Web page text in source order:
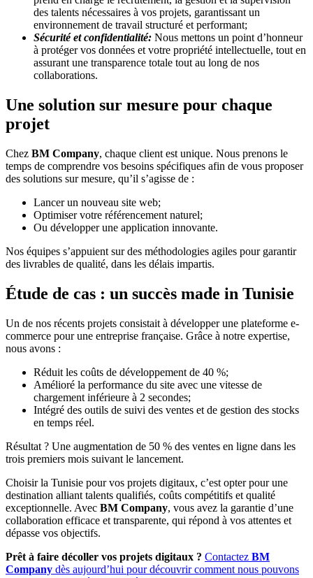
des talents nécessaires à vos projets, garantissant un
environnement de travail structuré et performant;
Sécurité et confidentialité: Nous mettons un point d’honneur
à protéger vos données et votre propriété intellectuelle, tout en
assurant une transparence totale tout au long de nos
collaborations.
Une solution sur mesure pour chaque
projet
Chez BM Company, chaque client est unique. Nous prenons le
temps de comprendre vos besoins spécifiques afin de vous proposer
des solutions sur mesure, qu’il s’agisse de :
Lancer un nouveau site web;
Optimiser votre référencement naturel;
Ou développer une application innovante.
Nos équipes s’appuient sur des méthodologies agiles pour garantir
des livrables de qualité, dans les délais impartis.
Étude de cas : un succès made in Tunisie
Un de nos récents projets consistait à développer une plateforme e-
commerce pour une entreprise française. Grâce à notre expertise,
nous avons :
Réduit les coûts de développement de 40 %;
Amélioré la performance du site avec une vitesse de
chargement inférieure à 2 secondes;
Intégré des outils de suivi des ventes et de gestion des stocks
en temps réel.
Résultat ? Une augmentation de 50 % des ventes en ligne dans les
trois premiers mois suivant le lancement.
Choisir la Tunisie pour vos projets digitaux, c’est opter pour une
destination alliant talents qualifiés, coûts compétitifs et qualité
exceptionnelle. Avec BM Company, vous avez la garantie d’une
collaboration efficace et transparente, qui répond à vos attentes et
dépasse vos objectifs.
Prêt à faire décoller vos projets digitaux ? Contactez BM
Company dès aujourd’hui pour découvrir comment nous pouvons